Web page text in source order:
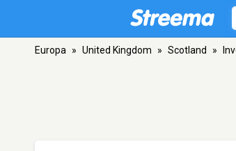
Europa » United Kingdom » Scotland »